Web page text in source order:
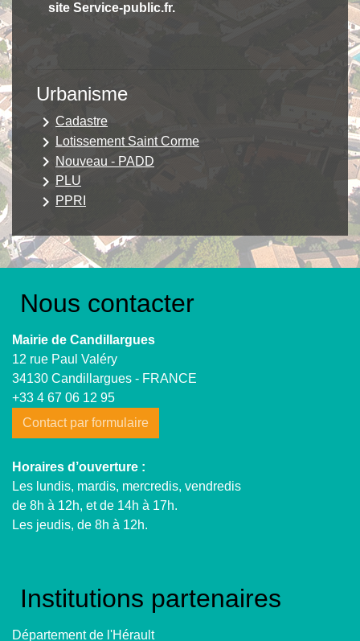
site Service-public.fr.
Urbanisme
keyboard_arrow_right Cadastre
keyboard_arrow_right Lotissement Saint Corme
keyboard_arrow_right Nouveau - PADD
keyboard_arrow_right PLU
keyboard_arrow_right PPRI
Nous contacter
Mairie de Candillargues
12 rue Paul Valéry
34130 Candillargues - FRANCE
+33 4 67 06 12 95
Contact par formulaire
Horaires d’ouverture :
Les lundis, mardis, mercredis, vendredis
de 8h à 12h, et de 14h à 17h.
Les jeudis, de 8h à 12h.
Institutions partenaires
Département de l'Hérault